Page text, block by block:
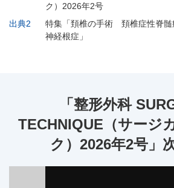
ク）2026年2号
出典2
特集「頚椎の手術 頚椎症性脊髄
神経根症」
「整形外科
TECHNIQUE（サージ
ク）2026年2号」